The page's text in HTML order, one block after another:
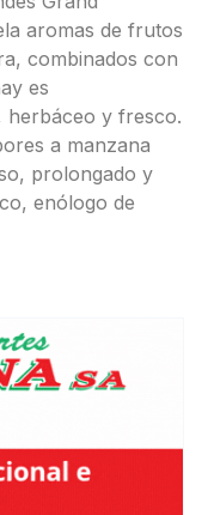
aromas de frutos
combinados con
es
herbáceo y fresco.
a manzana
prolongado y
enólogo de